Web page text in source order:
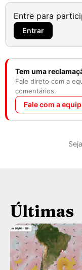
Entre para
Entrar
Tem uma
Fale direto com a
comentários.
Fale com a
Últimas